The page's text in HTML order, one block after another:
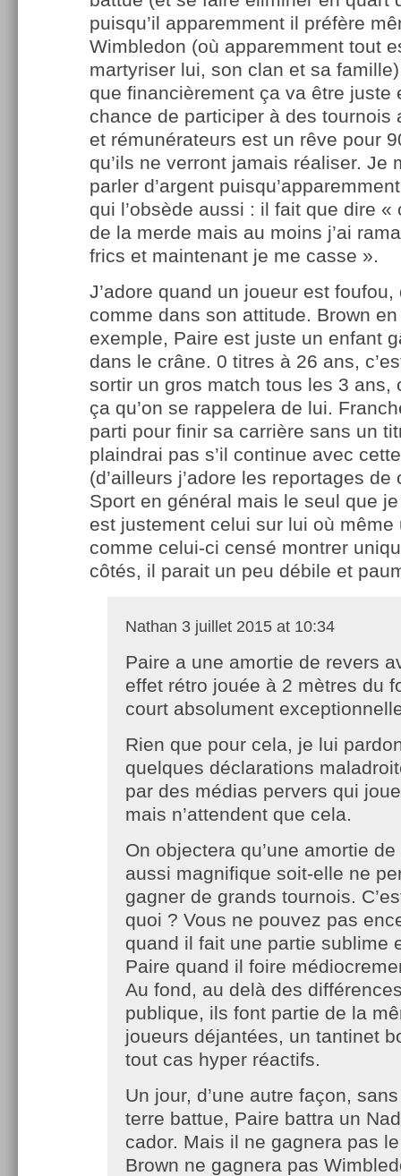
puisqu’il apparemment il préfère
Wimbledon (où apparemment tout
martyriser lui, son clan et sa
que financièrement ça va être juste
chance de participer à des tournois
et rémunérateurs est un rêve pour
qu’ils ne verront jamais réaliser. Je
parler d’argent
qui l’obsède aussi : il fait que dire «
de la merde mais au moins j’ai
frics et maintenant je me casse ».
J’adore quand un joueur est
comme dans son attitude. Brown
exemple, Paire est juste un enfant
dans le crâne. 0 titres à 26 ans,
sortir un gros match tous les 3 ans,
ça qu’on se rappelera de lui.
parti pour finir sa carrière sans un
plaindrai pas s’il continue avec
(d’ailleurs j’adore les reportages
Sport en général mais le seul que je
est justement celui sur lui où même
comme celui-ci censé montrer
côtés, il parait un peu débile et
Nathan 3 juillet 2015 at 10:34
Paire a une amortie de revers
effet rétro jouée à 2 mètres du
court absolument
Rien que pour cela, je lui
quelques déclarations
par des médias pervers qui
mais n’attendent que cela.
On objectera qu’une amortie
aussi magnifique soit-elle ne
gagner de grands tournois.
quoi ? Vous ne pouvez pas
quand il fait une partie sublime
Paire quand il foire
Au fond, au delà des
publique, ils font partie de la
joueurs déjantées, un tantinet
tout cas hyper réactifs.
Un jour, d’une autre façon,
terre battue, Paire battra un
cador. Mais il ne gagnera pas
Brown ne gagnera pas